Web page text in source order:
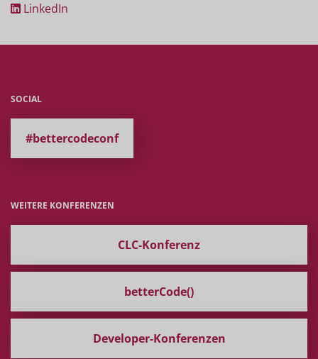
LinkedIn
SOCIAL
#bettercodeconf
WEITERE KONFERENZEN
CLC-Konferenz
betterCode()
Developer-Konferenzen